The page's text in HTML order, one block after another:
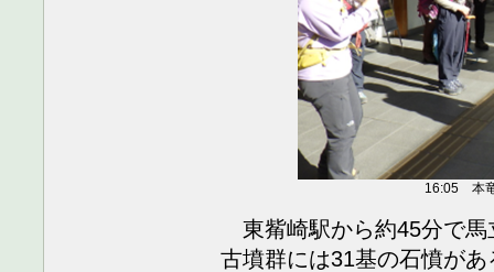
16:05 本
東觜崎駅から約45分で馬
古墳群には31基の石憤が